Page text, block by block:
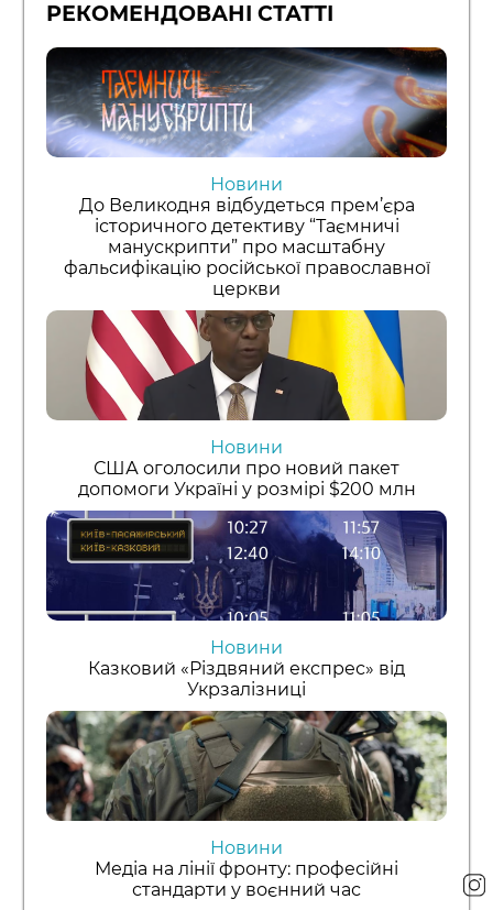
РЕКОМЕНДОВАНІ СТАТТІ
Новини
До Великодня відбудеться прем’єра
історичного детективу “Таємничі
манускрипти” про масштабну
фальсифікацію російської православної
церкви
Новини
США оголосили про новий пакет
допомоги Україні у розмірі $200 млн
Новини
Казковий «Різдвяний експрес» від
Укрзалізниці
Новини
Медіа на лінії фронту: професійні
стандарти у воєнний час